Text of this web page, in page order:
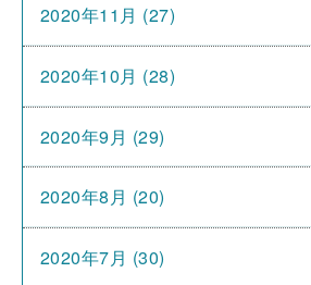
2020年11月 (27)
2020年10月 (28)
2020年9月 (29)
2020年8月 (20)
2020年7月 (30)